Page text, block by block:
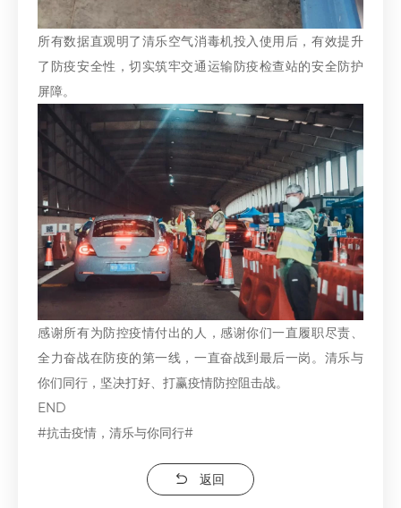
所有数据直观明了清乐空气消毒机投入使用后，有效提升
了防疫安全性，切实筑牢交通运输防疫检查站的安全防护
屏障。
感谢所有为防控疫情付出的人，感谢你们一直履职尽责、
全力奋战在防疫的第一线，一直奋战到最后一岗。清乐与
你们同行，坚决打好、打赢疫情防控阻击战。
END
#抗击疫情，清乐与你同行#
返回